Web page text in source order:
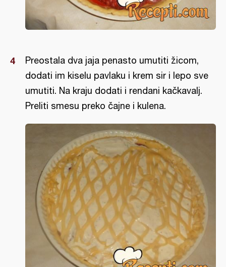
Preostala dva jaja penasto umutiti žicom,
dodati im kiselu pavlaku i krem sir i lepo sve
umutiti. Na kraju dodati i rendani kačkavalj.
Preliti smesu preko čajne i kulena.